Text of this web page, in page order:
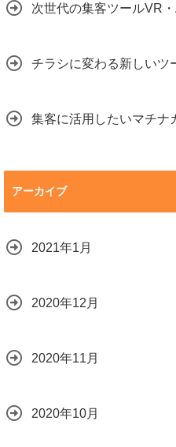
次世代の集客ツールVR
チラシに変わる新しいツ
集客に活用したいマチナ
アーカイブ
2021年1月
2020年12月
2020年11月
2020年10月